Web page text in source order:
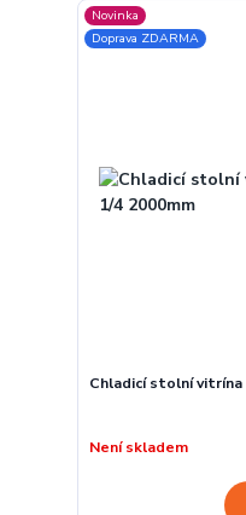
Novinka
Doprava ZDARMA
Chladicí stolní vitrína
Není skladem